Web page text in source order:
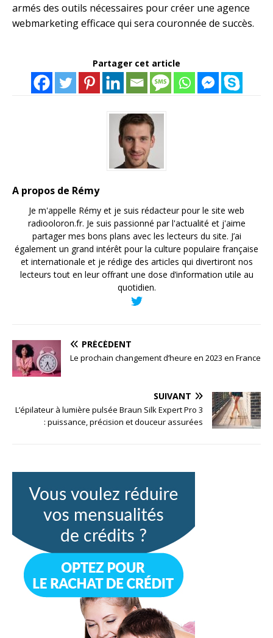
armés des outils nécessaires pour créer une agence
webmarketing efficace qui sera couronnée de succès.
Partager cet article
A propos de Rémy
Je m'appelle Rémy et je suis rédacteur pour le site web
radiooloron.fr. Je suis passionné par l'actualité et j'aime
partager mes bons plans avec les lecteurs du site. J’ai
également un grand intérêt pour la culture populaire française
et internationale et je rédige des articles qui divertiront nos
lecteurs tout en leur offrant une dose d’information utile au
quotidien.
PRÉCÉDENT
Le prochain changement d’heure en 2023 en France
SUIVANT
L’épilateur à lumière pulsée Braun Silk Expert Pro 3
: puissance, précision et douceur assurées